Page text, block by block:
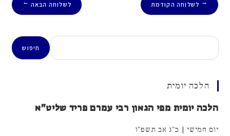
← לשלוחה הקודמת לשלוחה הבאה →
חיפוש
חיפוש
הלכה יומית
הלכה יומית מפי הגאון רבי עמרם פריד שליט"א
יום חמישי | כ"ג אב תשפ"ו